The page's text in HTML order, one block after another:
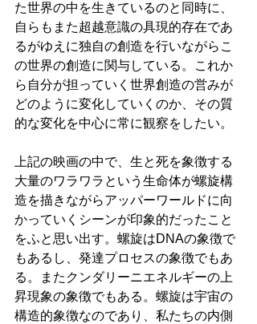
た世界の中を生きているのと同時に、
自らもまた超越意識の具現的存在であ
るがゆえに独自の創造を行いながらこ
の世界の創造に関与している。これか
ら自分が担っていく世界創造の営みが
どのように変化していくのか、その質
的な変化を中心に常に観察をしたい。
上記の映画の中で、生と死を象徴する
大量のワラワラという生命体が螺旋構
造を描きながらアッパーワールドに向
かっていくシーンが印象的だったこと
をふと思い出す。螺旋はDNAの象徴で
もあるし、発達プロセスの象徴でもあ
る。またクンダリーニエネルギーの上
昇現象の象徴でもある。螺旋は宇宙の
構造的象徴なのであり、私たちの内側